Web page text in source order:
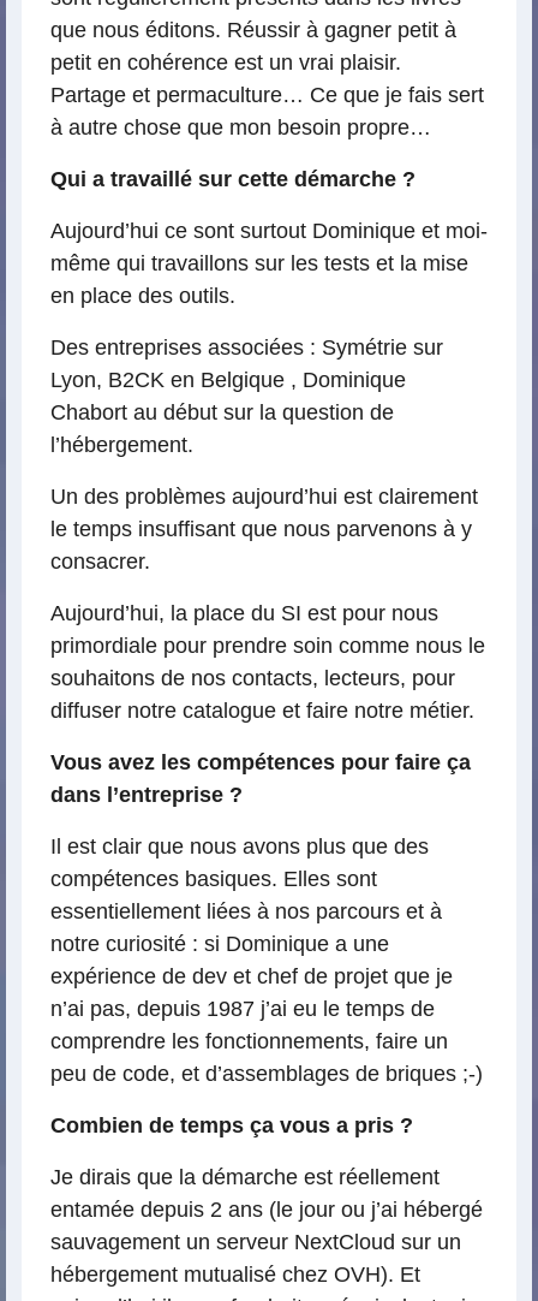
que nous éditons. Réussir à gagner petit à
petit en cohérence est un vrai plaisir.
Partage et permaculture… Ce que je fais sert
à autre chose que mon besoin propre…
Qui a travaillé sur cette démarche ?
Aujourd’hui ce sont surtout Dominique et moi-
même qui travaillons sur les tests et la mise
en place des outils.
Des entreprises associées : Symétrie sur
Lyon, B2CK en Belgique , Dominique
Chabort au début sur la question de
l’hébergement.
Un des problèmes aujourd’hui est clairement
le temps insuffisant que nous parvenons à y
consacrer.
Aujourd’hui, la place du SI est pour nous
primordiale pour prendre soin comme nous le
souhaitons de nos contacts, lecteurs, pour
diffuser notre catalogue et faire notre métier.
Vous avez les compétences pour faire ça
dans l’entreprise ?
Il est clair que nous avons plus que des
compétences basiques. Elles sont
essentiellement liées à nos parcours et à
notre curiosité : si Dominique a une
expérience de dev et chef de projet que je
n’ai pas, depuis 1987 j’ai eu le temps de
comprendre les fonctionnements, faire un
peu de code, et d’assemblages de briques ;-)
Combien de temps ça vous a pris ?
Je dirais que la démarche est réellement
entamée depuis 2 ans (le jour ou j’ai hébergé
sauvagement un serveur NextCloud sur un
hébergement mutualisé chez OVH). Et